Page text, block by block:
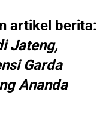
artikel berita:
Jateng,
Garda
Ananda